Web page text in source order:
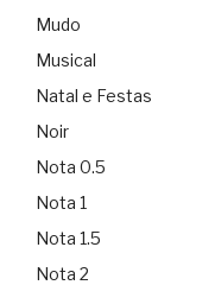
Mudo
Musical
Natal e Festas
Noir
Nota 0.5
Nota 1
Nota 1.5
Nota 2